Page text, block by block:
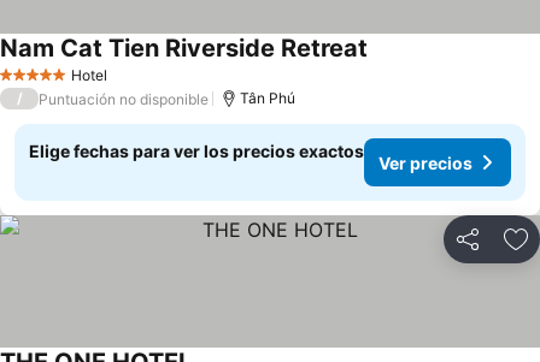
5 Estrellas Hotel
Nam Cat Tien Riverside Retreat
/ Puntuación no disponible Tân Phú
Elige fechas para ver los precios exactos
Ver precios
Compartir